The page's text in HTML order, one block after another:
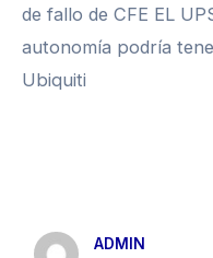
de fallo de CFE EL
autonomía podría
Ubiquiti
ADMIN